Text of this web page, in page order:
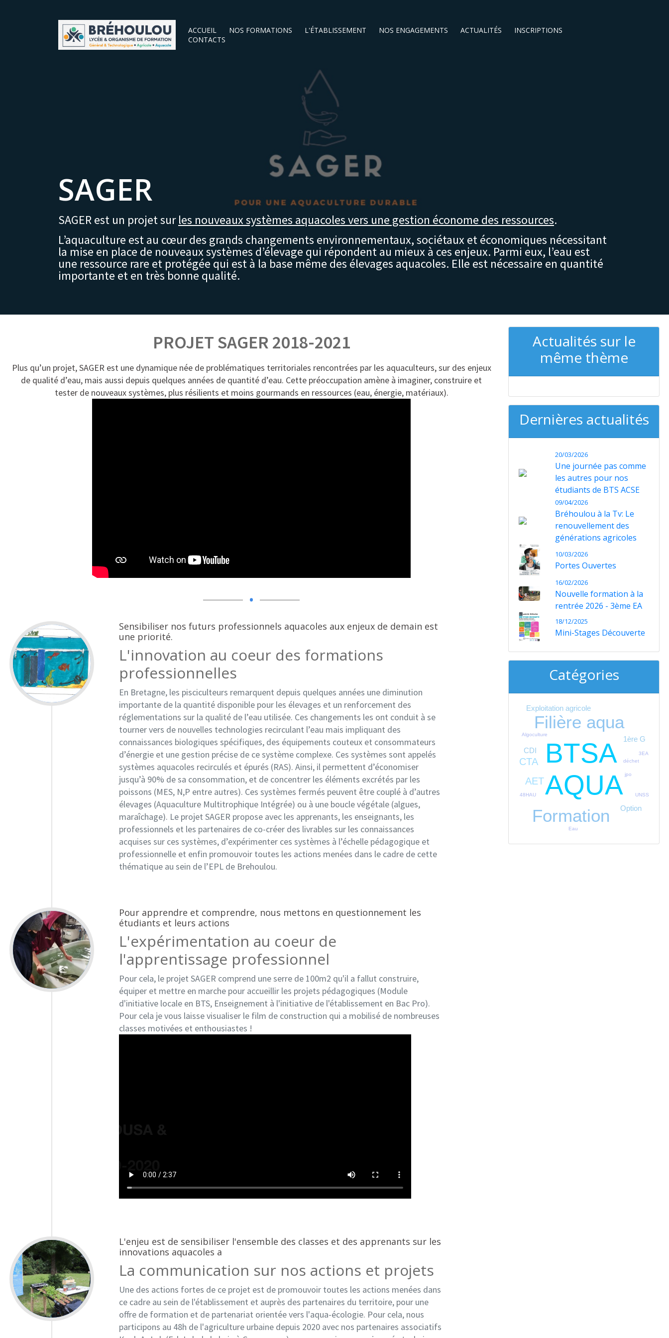
ACCUEIL NOS FORMATIONS L'ÉTABLISSEMENT NOS ENGAGEMENTS ACTUALITÉS
INSCRIPTIONS
CONTACTS
SAGER
SAGER est un projet surles nouveaux systèmes aquacoles vers une gestion économe des ressources.
L’aquaculture est au cœur des grands changements environnementaux, sociétaux et économiques nécessitant
la mise en place de nouveaux systèmes d’élevage qui répondent au mieux à ces enjeux. Parmi eux, l’eau est
une ressource rare et protégée qui est à la base même des élevages aquacoles. Elle est nécessaire en quantité
importante et en très bonne qualité.
PROJET SAGER 2018-2021
Plus qu’un projet, SAGER est une dynamique née de problématiques territoriales rencontrées par les aquaculteurs, sur des enjeux
de qualité d’eau, mais aussi depuis quelques années de quantité d’eau. Cette préoccupation amène à imaginer, construire et
tester de nouveaux systèmes, plus résilients et moins gourmands en ressources (eau, énergie, matériaux).
.
Sensibiliser nos futurs professionnels aquacoles aux enjeux de demain est
une priorité.
L'innovation au coeur des formations
professionnelles
En Bretagne, les pisciculteurs remarquent depuis quelques années une diminution
importante de la quantité disponible pour les élevages et un renforcement des
réglementations sur la qualité de l’eau utilisée. Ces changements les ont conduit à se
tourner vers de nouvelles technologies recirculant l’eau mais impliquant des
connaissances biologiques spécifiques, des équipements couteux et consommateurs
d’énergie et une gestion précise de ce système complexe. Ces systèmes sont appelés
systèmes aquacoles recirculés et épurés (RAS). Ainsi, il permettent d’économiser
jusqu’à 90% de sa consommation, et de concentrer les éléments excrétés par les
poissons (MES, N,P entre autres). Ces systèmes fermés peuvent être couplé à d’autres
élevages (Aquaculture Multitrophique Intégrée) ou à une boucle végétale (algues,
maraîchage). Le projet SAGER propose avec les apprenants, les enseignants, les
professionnels et les partenaires de co-créer des livrables sur les connaissances
acquises sur ces systèmes, d’expérimenter ces systèmes à l’échelle pédagogique et
professionnelle et enfin promouvoir toutes les actions menées dans le cadre de cette
thématique au sein de l’EPL de Brehoulou.
Pour apprendre et comprendre, nous mettons en questionnement les
étudiants et leurs actions
L'expérimentation au coeur de
l'apprentissage professionnel
Pour cela, le projet SAGER comprend une serre de 100m2 qu'il a fallut construire,
équiper et mettre en marche pour accueillir les projets pédagogiques (Module
d'initiative locale en BTS, Enseignement à l'initiative de l'établissement en Bac Pro).
Pour cela je vous laisse visualiser le film de construction qui a mobilisé de nombreuses
classes motivées et enthousiastes !
L'enjeu est de sensibiliser l'ensemble des classes et des apprenants sur les
innovations aquacoles a
La communication sur nos actions et projets
Une des actions fortes de ce projet est de promouvoir toutes les actions menées dans
ce cadre au sein de l'établissement et auprès des partenaires du territoire, pour une
offre de formation et de partenariat orientée vers l'aqua-écologie. Pour cela, nous
participons au 48h de l'agriculture urbaine depuis 2020 avec nos partenaires associatifs
Actualités sur le
même thème
Dernières actualités
20/03/2026
Une journée pas comme
les autres pour nos
étudiants de BTS ACSE
09/04/2026
Bréhoulou à la Tv: Le
renouvellement des
générations agricoles
10/03/2026
Portes Ouvertes
16/02/2026
Nouvelle formation à la
rentrée 2026 - 3ème EA
18/12/2025
Mini-Stages Découverte
Catégories
BTSA
AQUA
Filière aqua
Formation
AET
CTA
Option
CDI
Exploitation agricole
1ère G
Algoculture
Eau
3EA
48HAU
déchet
jpo
UNSS